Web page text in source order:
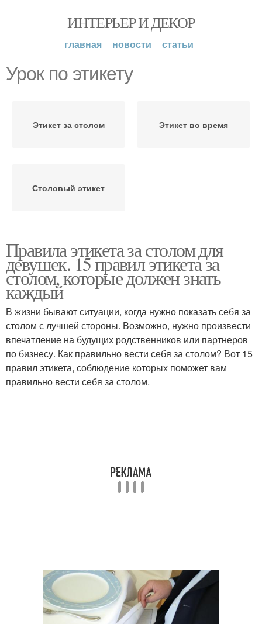
ИНТЕРЬЕР И ДЕКОР
главная новости статьи
Урок по этикету
Этикет за столом Этикет во время
Столовый этикет
Правила этикета за столом для
девушек. 15 правил этикета за
столом, которые должен знать
каждый
В жизни бывают ситуации, когда нужно показать себя за
столом с лучшей стороны. Возможно, нужно произвести
впечатление на будущих родственников или партнеров
по бизнесу. Как правильно вести себя за столом? Вот 15
правил этикета, соблюдение которых поможет вам
правильно вести себя за столом.